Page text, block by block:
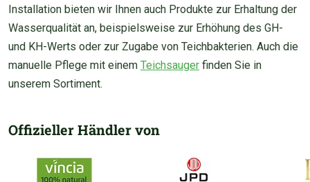
Installation bieten wir Ihnen auch Produkte zur Erhaltung der
Wasserqualität an, beispielsweise zur Erhöhung des GH-
und KH-Werts oder zur Zugabe von Teichbakterien. Auch die
manuelle Pflege mit einem Teichsauger finden Sie in
unserem Sortiment.
Offizieller Händler von